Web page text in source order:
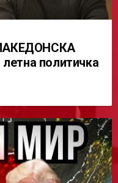
политичка